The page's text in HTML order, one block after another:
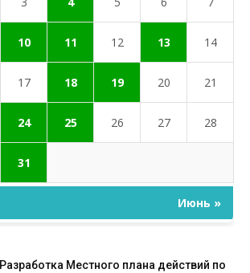
10 11 12 13 14
17 18 19 20 21
24 25 26 27 28
31
Июнь »
Разработка Местного плана действий по